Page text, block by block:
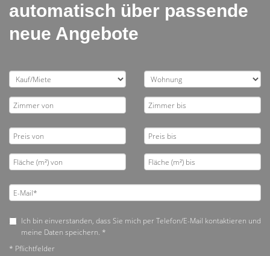
automatisch über passende
neue Angebote
Ich bin einverstanden, dass Sie mich per Telefon/E-Mail kontaktieren und
meine Daten speichern. *
* Pflichtfelder